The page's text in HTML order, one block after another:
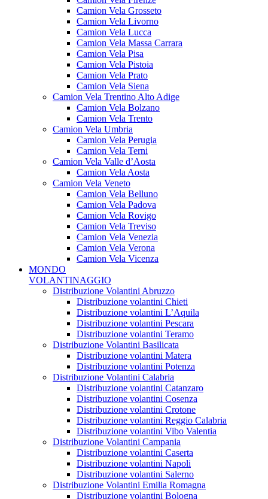
Camion Vela Grosseto
Camion Vela Livorno
Camion Vela Lucca
Camion Vela Massa Carrara
Camion Vela Pisa
Camion Vela Pistoia
Camion Vela Prato
Camion Vela Siena
Camion Vela Trentino Alto Adige
Camion Vela Bolzano
Camion Vela Trento
Camion Vela Umbria
Camion Vela Perugia
Camion Vela Terni
Camion Vela Valle d’Aosta
Camion Vela Aosta
Camion Vela Veneto
Camion Vela Belluno
Camion Vela Padova
Camion Vela Rovigo
Camion Vela Treviso
Camion Vela Venezia
Camion Vela Verona
Camion Vela Vicenza
MONDO
VOLANTINAGGIO
Distribuzione Volantini Abruzzo
Distribuzione volantini Chieti
Distribuzione volantini L’Aquila
Distribuzione volantini Pescara
Distribuzione volantini Teramo
Distribuzione Volantini Basilicata
Distribuzione volantini Matera
Distribuzione volantini Potenza
Distribuzione Volantini Calabria
Distribuzione volantini Catanzaro
Distribuzione volantini Cosenza
Distribuzione volantini Crotone
Distribuzione volantini Reggio Calabria
Distribuzione volantini Vibo Valentia
Distribuzione Volantini Campania
Distribuzione volantini Caserta
Distribuzione volantini Napoli
Distribuzione volantini Salerno
Distribuzione Volantini Emilia Romagna
Distribuzione volantini Bologna